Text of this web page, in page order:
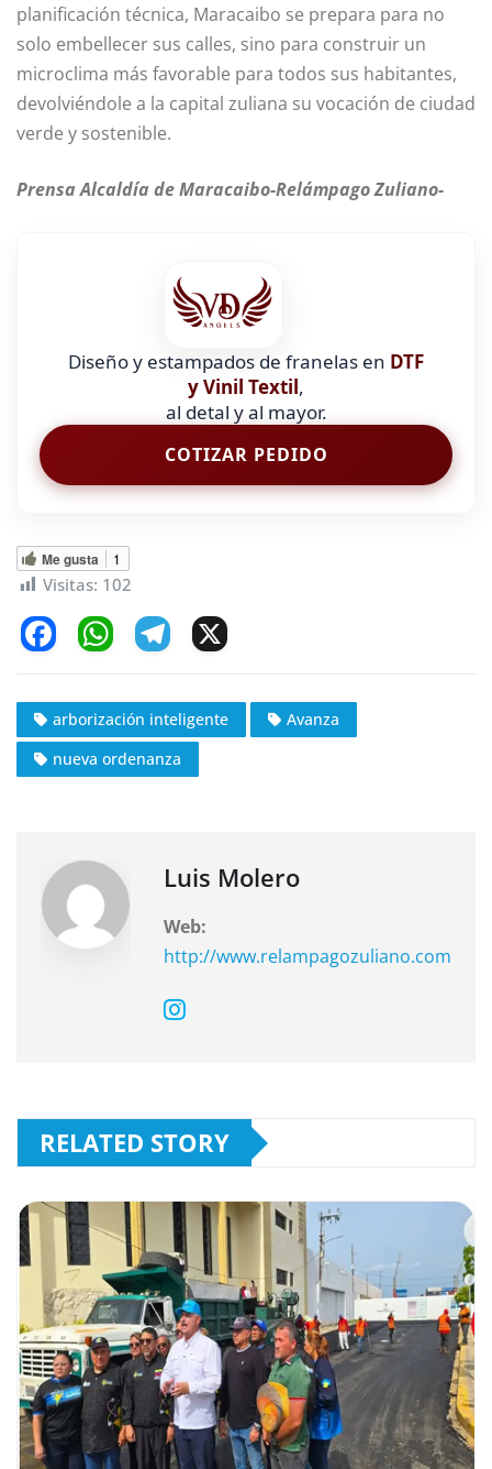
planificación técnica, Maracaibo se prepara para no
solo embellecer sus calles, sino para construir un
microclima más favorable para todos sus habitantes,
devolviéndole a la capital zuliana su vocación de ciudad
verde y sostenible.
Prensa Alcaldía de Maracaibo-Relámpago Zuliano-
Diseño y estampados de franelas en DTF
y Vinil Textil,
al detal y al mayor.
COTIZAR PEDIDO
Me gusta 1
Visitas: 102
c
e
b
k
W
at
s
A
e
gr
a
arborización inteligente
Avanza
nueva ordenanza
Luis Molero
Web:
http://www.relampagozuliano.com
RELATED STORY